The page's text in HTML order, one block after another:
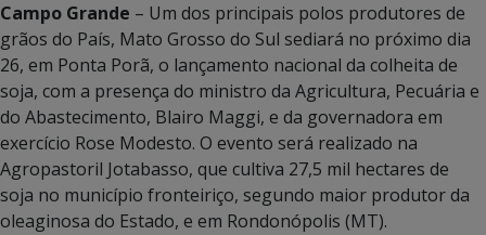
Campo Grande – Um dos principais polos produtores de
grãos do País, Mato Grosso do Sul sediará no próximo dia
26, em Ponta Porã, o lançamento nacional da colheita de
soja, com a presença do ministro da Agricultura, Pecuária e
do Abastecimento, Blairo Maggi, e da governadora em
exercício Rose Modesto. O evento será realizado na
Agropastoril Jotabasso, que cultiva 27,5 mil hectares de
soja no município fronteiriço, segundo maior produtor da
oleaginosa do Estado, e em Rondonópolis (MT).